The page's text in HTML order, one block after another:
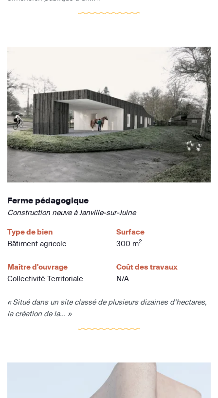
Ferme pédagogique
Construction neuve à Janville-sur-Juine
Type de bien
Bâtiment agricole
Surface
300 m2
Maître d'ouvrage
Collectivité Territoriale
Coût des travaux
N/A
« Situé dans un site classé de plusieurs dizaines d’hectares,
la création de la... »